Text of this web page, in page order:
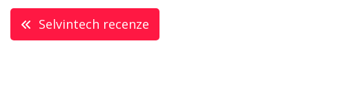
Navigace
Selvintech recenze